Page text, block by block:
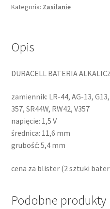
1.5V
2szt
Kategoria: Zasilanie
Opis
DURACELL BATERIA
zamiennik: LR-44, AG-13,
357, SR44W, RW42, V357
napięcie: 1,5 V
średnica: 11,6 mm
grubość: 5,4 mm
cena za blister (2 sztuki
Podobne produkty